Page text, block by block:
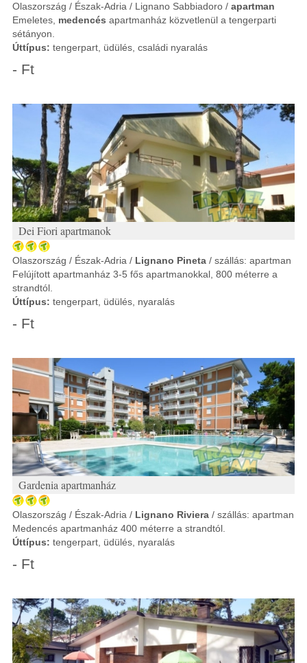
Olaszország / Észak-Adria / Lignano Sabbiadoro / apartman
Emeletes, medencés apartmanház közvetlenül a tengerparti
sétányon.
Úttípus: tengerpart, üdülés, családi nyaralás
- Ft
Dei Fiori apartmanok
Olaszország / Észak-Adria / Lignano Pineta / szállás: apartman
Felújított apartmanház 3-5 fős apartmanokkal, 800 méterre a
strandtól.
Úttípus: tengerpart, üdülés, nyaralás
- Ft
Gardenia apartmanház
Olaszország / Észak-Adria / Lignano Riviera / szállás: apartman
Medencés apartmanház 400 méterre a strandtól.
Úttípus: tengerpart, üdülés, nyaralás
- Ft